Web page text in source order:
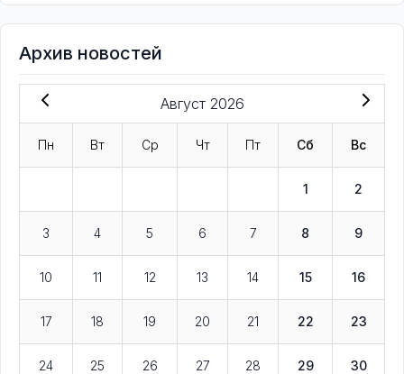
Архив новостей
Август 2026
Пн Вт Ср Чт Пт Сб Вс
1 2
3 4 5 6 7 8 9
10 11 12 13 14 15 16
17 18 19 20 21 22 23
24 25 26 27 28 29 30